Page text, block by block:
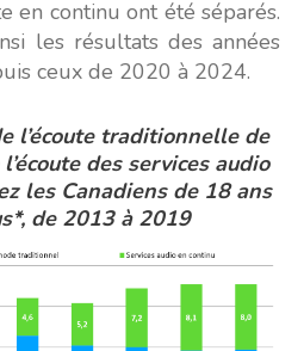
en continu ont été séparés.
les résultats des années
ceux de 2020 à 2024.
l’écoute traditionnelle de
des services audio
les Canadiens de 18 ans
de 2013 à 2019